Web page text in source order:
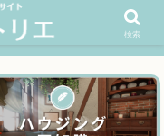
のアトリエを応援 >> 検索